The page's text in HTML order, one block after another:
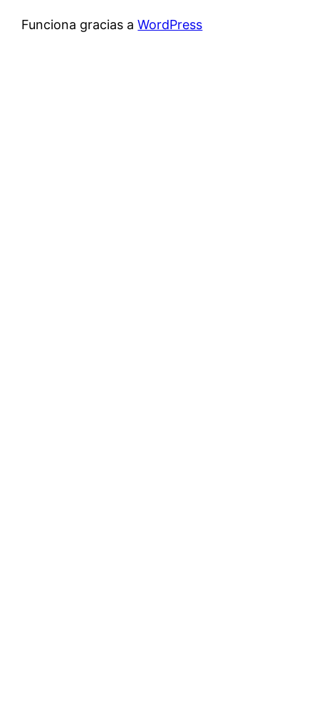
Funciona gracias aWordPress